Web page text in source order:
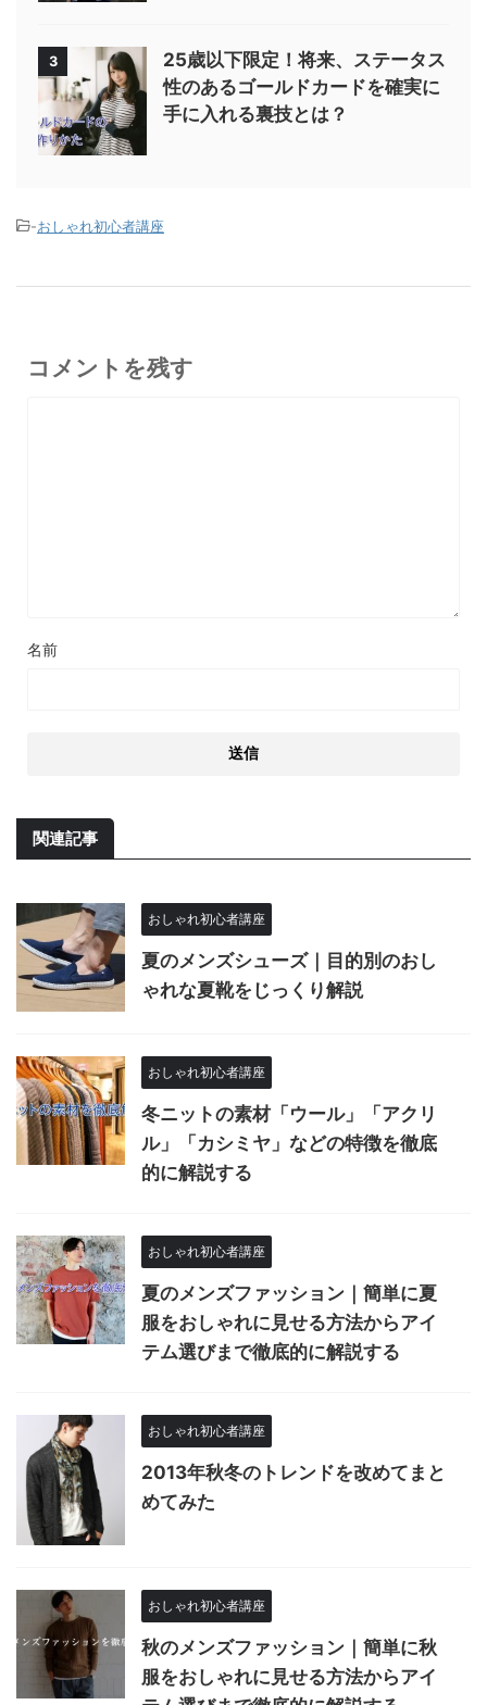
3
25歳以下限定！将来、ステータス
性のあるゴールドカードを確実に
手に入れる裏技とは？
-おしゃれ初心者講座
コメントを残す
名前
関連記事
おしゃれ初心者講座
夏のメンズシューズ｜目的別のおし
ゃれな夏靴をじっくり解説
おしゃれ初心者講座
冬ニットの素材「ウール」「アクリ
ル」「カシミヤ」などの特徴を徹底
的に解説する
おしゃれ初心者講座
夏のメンズファッション｜簡単に夏
服をおしゃれに見せる方法からアイ
テム選びまで徹底的に解説する
おしゃれ初心者講座
2013年秋冬のトレンドを改めてまと
めてみた
おしゃれ初心者講座
秋のメンズファッション｜簡単に秋
服をおしゃれに見せる方法からアイ